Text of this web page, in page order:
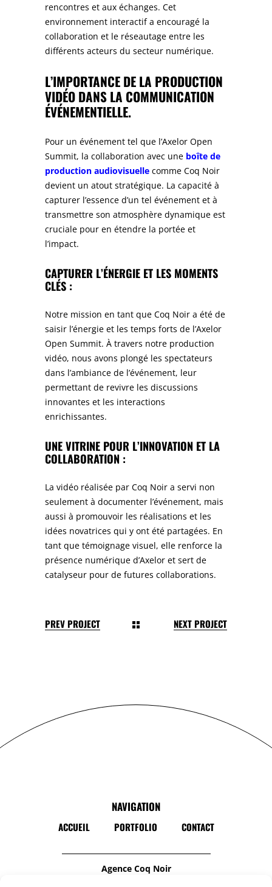
rencontres et aux échanges. Cet
environnement interactif a encouragé la
collaboration et le réseautage entre les
différents acteurs du secteur numérique.
L’IMPORTANCE DE LA PRODUCTION
VIDÉO DANS LA COMMUNICATION
ÉVÉNEMENTIELLE.
Pour un événement tel que l’Axelor Open
Summit, la collaboration avec une boîte de
production audiovisuelle comme Coq Noir
devient un atout stratégique. La capacité à
capturer l’essence d’un tel événement et à
transmettre son atmosphère dynamique est
cruciale pour en étendre la portée et
l’impact.
CAPTURER L’ÉNERGIE ET LES MOMENTS
CLÉS :
Notre mission en tant que Coq Noir a été de
saisir l’énergie et les temps forts de l’Axelor
Open Summit. À travers notre production
vidéo, nous avons plongé les spectateurs
dans l’ambiance de l’événement, leur
permettant de revivre les discussions
innovantes et les interactions
enrichissantes.
UNE VITRINE POUR L’INNOVATION ET LA
COLLABORATION :
La vidéo réalisée par Coq Noir a servi non
seulement à documenter l’événement, mais
aussi à promouvoir les réalisations et les
idées novatrices qui y ont été partagées. En
tant que témoignage visuel, elle renforce la
présence numérique d’Axelor et sert de
catalyseur pour de futures collaborations.
PREV PROJECT NEXT PROJECT
NAVIGATION
ACCUEIL PORTFOLIO CONTACT
Agence Coq Noir